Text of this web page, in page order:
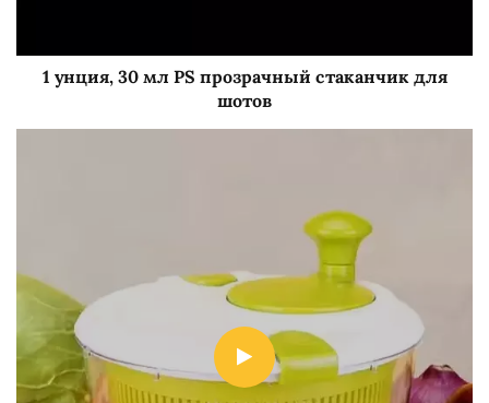
1 унция, 30 мл PS прозрачный стаканчик для
шотов